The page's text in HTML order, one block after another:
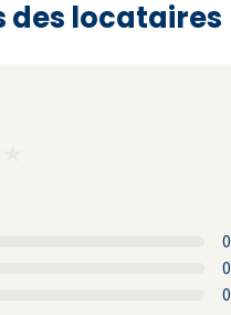
des locataires
0
0
0